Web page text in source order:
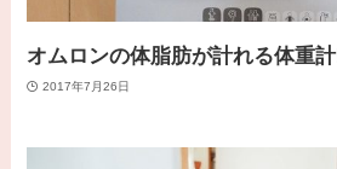
オムロンの体脂肪が計れる体重
2017年7月26日